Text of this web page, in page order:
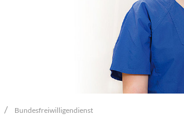
Bundesfreiwilligendienst